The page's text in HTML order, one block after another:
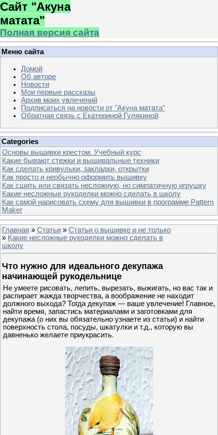
Сайт "Акуна
матата"
Полная версия сайта
Меню сайта
Домой
Об авторе
Новости
Мои первые рассказы
Архив моих увлечений
Подписаться на новости от "Акуна матата"
Обратная связь с Екатериной Гулякиной
Categories
Основы вышивки крестом. Учебный курс
Какие бывают стежки и вышивальные техники
Как сделать кривульки, закладки, открытки
Как просто и необычно оформить вышивку
Как сшить или связать несложную, но симпатичную игрушку
Какие несложные рукоделки можно сделать в школу
Как самой нарисовать схему для вышивки в программе Pattern
Maker
Главная » Статьи » Статьи о вышивке и не только
» Какие несложные рукоделки можно сделать в
школу
Что нужно для идеального декупажа
начинающей рукодельнице
Не умеете рисовать, лепить, вырезать, выжигать, но вас так и
распирает жажда творчества, а воображение не находит
должного выхода? Тогда декупаж — ваше увлечение! Главное,
найти время, запастись материалами и заготовками для
декупажа (о них вы обязательно узнаете из статьи) и найти
поверхность стола, посуды, шкатулки и т.д., которую вы
давненько желаете приукрасить.